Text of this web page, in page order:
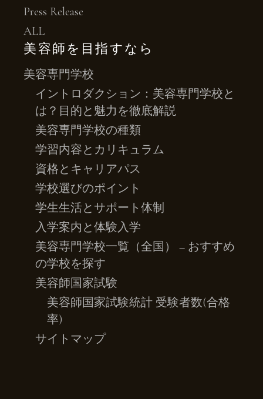
Press Release
ALL
美容師を目指すなら
美容専門学校
イントロダクション：美容専門学校と
は？目的と魅力を徹底解説
美容専門学校の種類
学習内容とカリキュラム
資格とキャリアパス
学校選びのポイント
学生生活とサポート体制
入学案内と体験入学
美容専門学校一覧（全国） – おすすめ
の学校を探す
美容師国家試験
美容師国家試験統計 受験者数(合格
率)
サイトマップ